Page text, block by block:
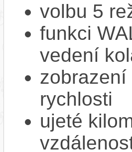
volbu 5
funkci
vedení
rychlosti
ujeté